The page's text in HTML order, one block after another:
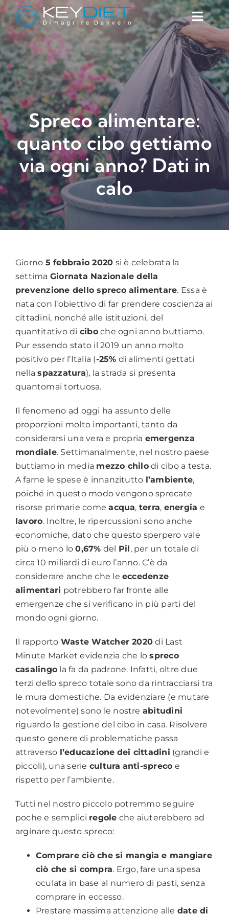
Salta
contenuto
Toggle
Cos’è
Prodotti
Perché funziona
FAQ
Blog
Contatti
Trova il centro
Spreco alimentare:
quanto cibo gettiamo
via ogni anno? Dati in
calo
Giorno 5 febbraio 2020 si è celebrata la
settima Giornata Nazionale della
prevenzione dello spreco alimentare. Essa è
nata con l’obiettivo di far prendere coscienza ai
cittadini, nonché alle istituzioni, del
quantitativo di ciboche ogni anno buttiamo.
Pur essendo stato il 2019 un anno molto
positivo per l’Italia (-25% di alimenti gettati
nellaspazzatura), la strada si presenta
quantomai tortuosa.
Il fenomeno ad oggi ha assunto delle
proporzioni molto importanti, tanto da
considerarsi una vera e propria emergenza
mondiale. Settimanalmente, nel nostro paese
buttiamo in media mezzo chilodi cibo a testa.
A farne le spese è innanzitutto l’ambiente,
poiché in questo modo vengono sprecate
risorse primarie comeacqua, terra, energia e
lavoro. Inoltre, le ripercussioni sono anche
economiche, dato che questo sperpero vale
più o meno lo0,67% del Pil, per un totale di
circa 10 miliardi di euro l’anno. C’è da
considerare anche che le eccedenze
alimentari potrebbero far fronte alle
emergenze che si verificano in più parti del
mondo ogni giorno.
Il rapporto Waste Watcher 2020 di Last
Minute Market evidenzia che lospreco
casalingo la fa da padrone. Infatti, oltre due
terzi dello spreco totale sono da rintracciarsi tra
le mura domestiche. Da evidenziare (e mutare
notevolmente) sono le nostre abitudini
riguardo la gestione del cibo in casa. Risolvere
questo genere di problematiche passa
attraverso l’educazione dei cittadini (grandi e
piccoli), una serie cultura anti-spreco e
rispetto per l’ambiente.
Tutti nel nostro piccolo potremmo seguire
poche e semplici regole che aiuterebbero ad
arginare questo spreco:
Comprare ciò che si mangia e mangiare
ciò che si compra. Ergo, fare una spesa
oculata in base al numero di pasti, senza
comprare in eccesso.
Prestare massima attenzione alle date di